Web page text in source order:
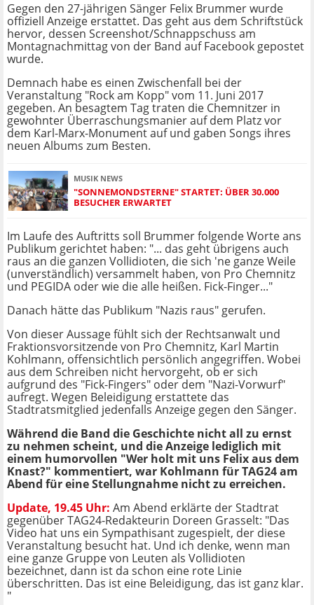
Gegen den 27-jährigen Sänger Felix Brummer wurde
offiziell Anzeige erstattet. Das geht aus dem Schriftstück
hervor, dessen Screenshot/Schnappschuss am
Montagnachmittag von der Band auf Facebook gepostet
wurde.
Demnach habe es einen Zwischenfall bei der
Veranstaltung "Rock am Kopp" vom 11. Juni 2017
gegeben. An besagtem Tag traten die Chemnitzer in
gewohnter Überraschungsmanier auf dem Platz vor
dem Karl-Marx-Monument auf und gaben Songs ihres
neuen Albums zum Besten.
MUSIK NEWS
"SONNEMONDSTERNE" STARTET: ÜBER 30.000
BESUCHER ERWARTET
Im Laufe des Auftritts soll Brummer folgende Worte ans
Publikum gerichtet haben: "... das geht übrigens auch
raus an die ganzen Vollidioten, die sich 'ne ganze Weile
(unverständlich) versammelt haben, von Pro Chemnitz
und PEGIDA oder wie die alle heißen. Fick-Finger..."
Danach hätte das Publikum "Nazis raus" gerufen.
Von dieser Aussage fühlt sich der Rechtsanwalt und
Fraktionsvorsitzende von Pro Chemnitz, Karl Martin
Kohlmann, offensichtlich persönlich angegriffen. Wobei
aus dem Schreiben nicht hervorgeht, ob er sich
aufgrund des "Fick-Fingers" oder dem "Nazi-Vorwurf"
aufregt. Wegen Beleidigung erstattete das
Stadtratsmitglied jedenfalls Anzeige gegen den Sänger.
Während die Band die Geschichte nicht all zu ernst
zu nehmen scheint, und die Anzeige lediglich mit
einem humorvollen "Wer holt mit uns Felix aus dem
Knast?" kommentiert, war Kohlmann für TAG24 am
Abend für eine Stellungnahme nicht zu erreichen.
Update, 19.45 Uhr: Am Abend erklärte der Stadtrat
gegenüber TAG24-Redakteurin Doreen Grasselt: "Das
Video hat uns ein Sympathisant zugespielt, der diese
Veranstaltung besucht hat. Und ich denke, wenn man
eine ganze Gruppe von Leuten als Vollidioten
bezeichnet, dann ist da schon eine rote Linie
überschritten. Das ist eine Beleidigung, das ist ganz klar.
"